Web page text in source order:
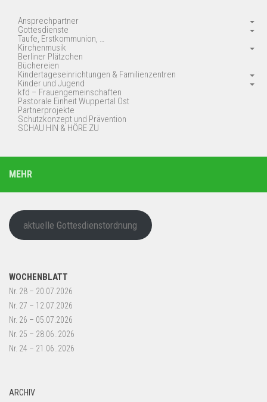
Ansprechpartner
Gottesdienste
Taufe, Erstkommunion, …
Kirchenmusik
Berliner Plätzchen
Büchereien
Kindertageseinrichtungen & Familienzentren
Kinder und Jugend
kfd – Frauengemeinschaften
Pastorale Einheit Wuppertal Ost
Partnerprojekte
Schutzkonzept und Prävention
SCHAU HIN & HÖRE ZU
MEHR
aktuelle Gottesdienstordnung
WOCHENBLATT
Nr. 28 – 20.07.2026
Nr. 27 – 12.07.2026
Nr. 26 – 05.07.2026
Nr. 25 – 28.06..2026
Nr. 24 – 21.06..2026
ARCHIV